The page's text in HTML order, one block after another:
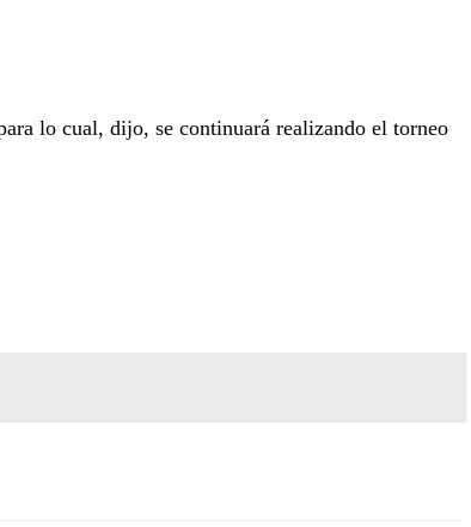
lo cual, dijo, se continuará realizando el torneo